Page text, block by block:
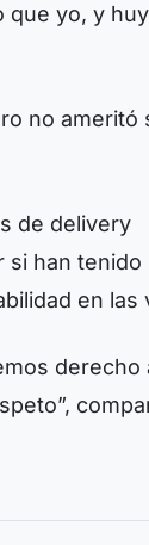
yo, y
no ameritó
de delivery
si han tenido
en las
derecho